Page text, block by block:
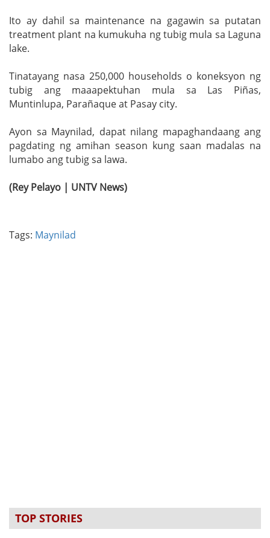
Ito ay dahil sa maintenance na gagawin sa putatan
treatment plant na kumukuha ng tubig mula sa Laguna
lake.
Tinatayang nasa 250,000 households o koneksyon ng
tubig ang maaapektuhan mula sa Las Piñas,
Muntinlupa, Parañaque at Pasay city.
Ayon sa Maynilad, dapat nilang mapaghandaang ang
pagdating ng amihan season kung saan madalas na
lumabo ang tubig sa lawa.
(Rey Pelayo | UNTV News)
Tags: Maynilad
TOP STORIES